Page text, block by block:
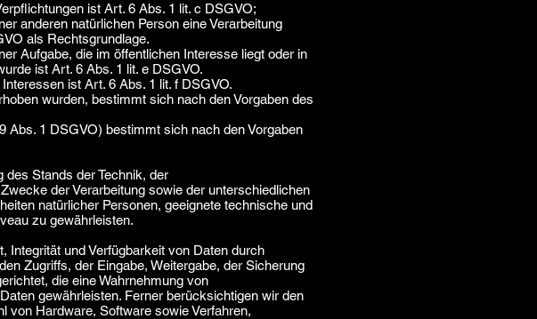
ist Art. 6 Abs. 1 lit. c DSGVO;
anderen natürlichen Person eine Verarbeitung
als Rechtsgrundlage.
Aufgabe, die im öffentlichen Interesse liegt oder in
ist Art. 6 Abs. 1 lit. e DSGVO.
ist Art. 6 Abs. 1 lit. f DSGVO.
wurden, bestimmt sich nach den Vorgaben des
Abs. 1 DSGVO) bestimmt sich nach den Vorgaben
Stands der Technik, der
der Verarbeitung sowie der unterschiedlichen
natürlicher Personen, geeignete technische und
zu gewährleisten.
Integrität und Verfügbarkeit von Daten durch
Zugriffs, der Eingabe, Weitergabe, der Sicherung
die eine Wahrnehmung von
gewährleisten. Ferner berücksichtigen wir den
von Hardware, Software sowie Verfahren,